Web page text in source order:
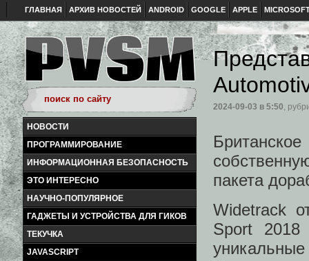
ГЛАВНАЯ АРХИВ НОВОСТЕЙ ANDROID GOOGLE APPLE
НОВОСТИ
ПРОГРАММИРОВАНИЕ
ИНФОРМАЦИОННАЯ БЕЗОПАСНОСТЬ
ЭТО ИНТЕРЕСНО
НАУЧНО-ПОПУЛЯРНОЕ
ГАДЖЕТЫ И УСТРОЙСТВА ДЛЯ ГИКОВ
ТЕКУЧКА
JAVASCRIPT
2024-09-03 в 5:50,
пакета
Widetrack
Sport 2018